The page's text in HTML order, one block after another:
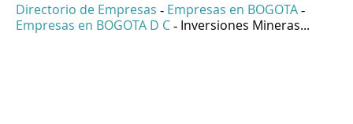
Directorio de Empresas - Empresas en BOGOTA -
Empresas en BOGOTA D C - Inversiones Mineras...